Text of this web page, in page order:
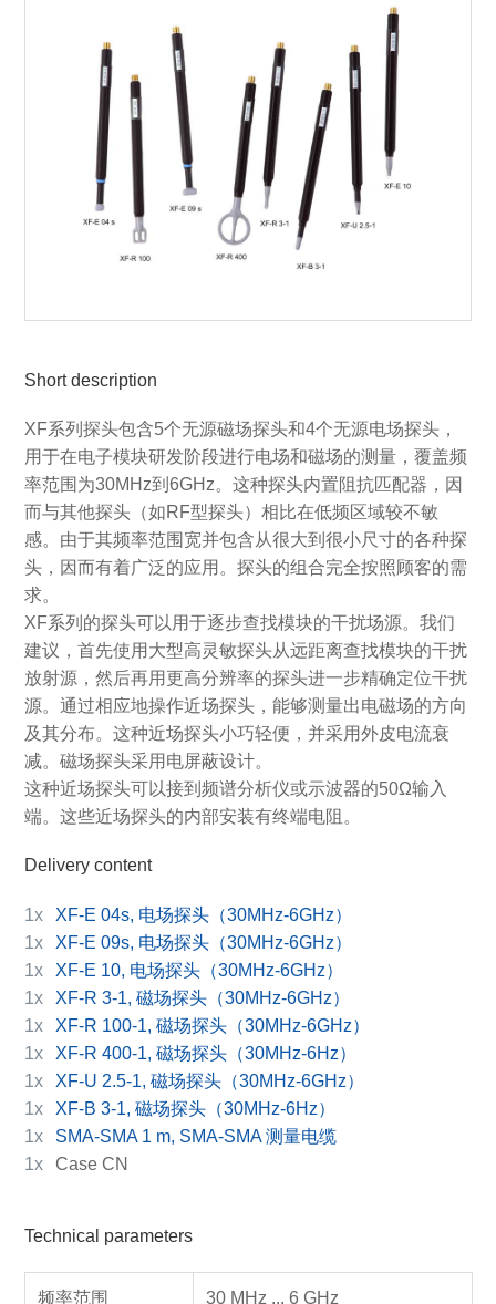
Short description
XF系列探头包含5个无源磁场探头和4个无源电场探头，
用于在电子模块研发阶段进行电场和磁场的测量，覆盖频
率范围为30MHz到6GHz。这种探头内置阻抗匹配器，因
而与其他探头（如RF型探头）相比在低频区域较不敏
感。由于其频率范围宽并包含从很大到很小尺寸的各种探
头，因而有着广泛的应用。探头的组合完全按照顾客的需
求。
XF系列的探头可以用于逐步查找模块的干扰场源。我们
建议，首先使用大型高灵敏探头从远距离查找模块的干扰
放射源，然后再用更高分辨率的探头进一步精确定位干扰
源。通过相应地操作近场探头，能够测量出电磁场的方向
及其分布。这种近场探头小巧轻便，并采用外皮电流衰
减。磁场探头采用电屏蔽设计。
这种近场探头可以接到频谱分析仪或示波器的50Ω输入
端。这些近场探头的内部安装有终端电阻。
Delivery content
1x
XF-E 04s, 电场探头（30MHz-6GHz）
1x
XF-E 09s, 电场探头（30MHz-6GHz）
1x
XF-E 10, 电场探头（30MHz-6GHz）
1x
XF-R 3-1, 磁场探头（30MHz-6GHz）
1x
XF-R 100-1, 磁场探头（30MHz-6GHz）
1x
XF-R 400-1, 磁场探头（30MHz-6Hz）
1x
XF-U 2.5-1, 磁场探头（30MHz-6GHz）
1x
XF-B 3-1, 磁场探头（30MHz-6Hz）
1x
SMA-SMA 1 m, SMA-SMA 测量电缆
1x
Case CN
Technical parameters
频率范围 30 MHz ... 6 GHz